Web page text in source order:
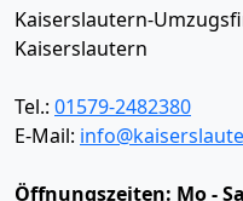
Kaiserslautern-
Kaiserslautern
Tel.: 01579-2482380
E-Mail:
Öffnungszeiten: Mo -